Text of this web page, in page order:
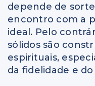
depende de
encontro com a
ideal. Pelo
sólidos são
espirituais,
da fidelidade e